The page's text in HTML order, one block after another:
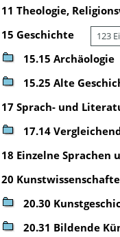
11 Theologie,
15 Geschichte 123
15.15 Archäologie
15.25 Alte
17 Sprach- und
17.14
18 Einzelne Sprachen
20
20.30
20.31 Bildende